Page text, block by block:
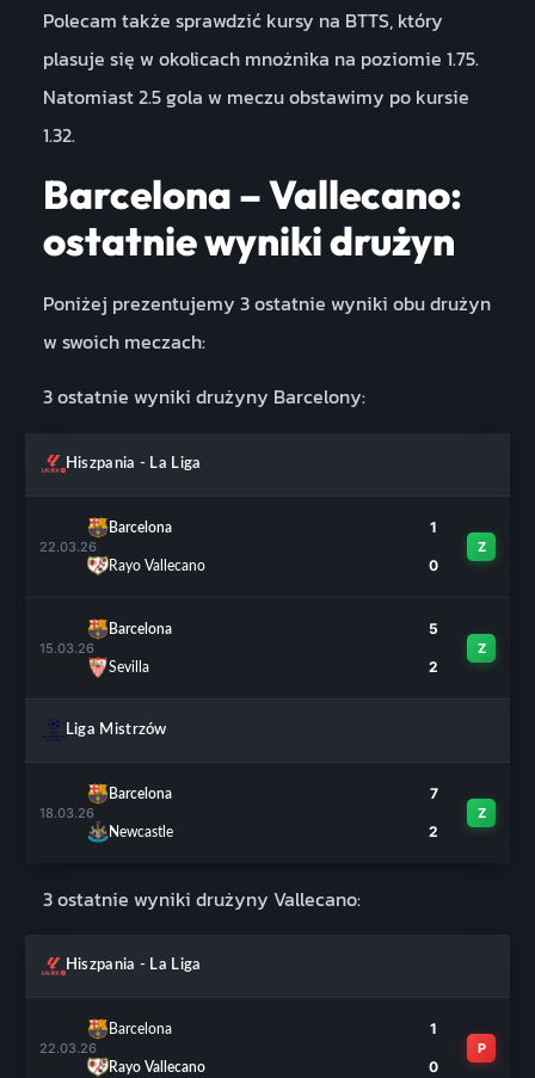
Polecam także sprawdzić kursy na BTTS, który
plasuje się w okolicach mnożnika na poziomie 1.75.
Natomiast 2.5 gola w meczu obstawimy po kursie
1.32.
Barcelona – Vallecano:
ostatnie wyniki drużyn
Poniżej prezentujemy 3 ostatnie wyniki obu drużyn
w swoich meczach:
3 ostatnie wyniki drużyny Barcelony:
Hiszpania - La Liga
22.03.26
Barcelona
Rayo Vallecano
1
0
Z
15.03.26
Barcelona
Sevilla
5
2
Z
Liga Mistrzów
18.03.26
Barcelona
Newcastle
7
2
Z
3 ostatnie wyniki drużyny Vallecano:
Hiszpania - La Liga
22.03.26
Barcelona
Rayo Vallecano
1
0
P